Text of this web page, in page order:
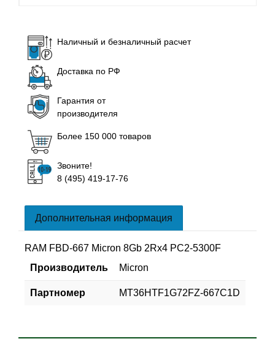
Наличный и безналичный расчет
Доставка по РФ
Гарантия от
производителя
Более 150 000 товаров
Звоните!
8 (495) 419-17-76
Дополнительная информация
RAM FBD-667 Micron 8Gb 2Rx4 PC2-5300F
Производитель
Micron
Партномер MT36HTF1G72FZ-667C1D